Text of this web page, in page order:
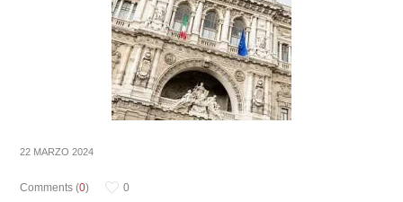
22 MARZO 2024
Comments (0)
0